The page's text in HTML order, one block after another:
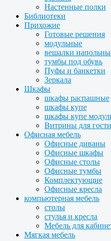
Настенные полки
Библиотеки
Прихожие
Готовые решения
модульные
вешалки
тумбы под обувь
Пуфы и банкетки
Зеркала
Шкафы
шкафы распашные
шкафы купе
шкафы купе
Витрины для
Офисная мебель
Офисные диваны
Офисные шкафы
Офисные столы
Офисные тумбы
Комплектующие
Офисные кресла
компьютерная мебель
столы
стулья и кресла
Мебель для
Мягкая мебель